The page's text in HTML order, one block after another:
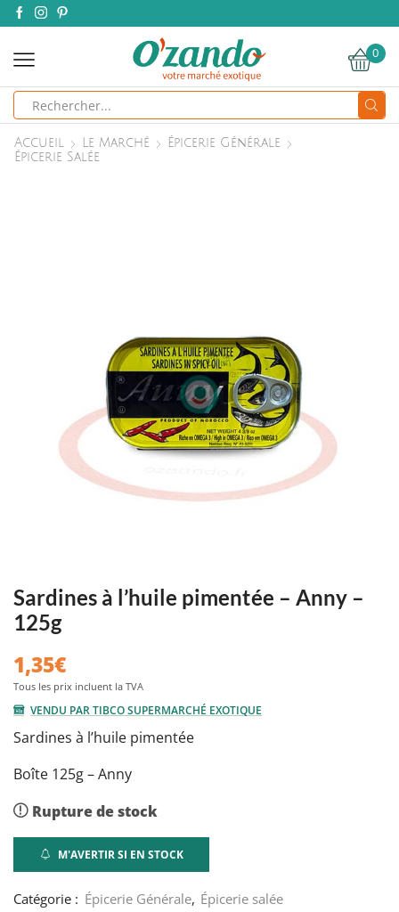
0
Accueil Le Marché
Épicerie Générale
Épicerie Salée
Sardines à l’huile pimentée – Anny –
125g
1,35€
VENDU PAR TIBCO SUPERMARCHÉ EXOTIQUE
Sardines à l’huile pimentée
Boîte 125g – Anny
Rupture de stock
M'AVERTIR SI EN STOCK
Catégorie : Épicerie Générale, Épicerie salée